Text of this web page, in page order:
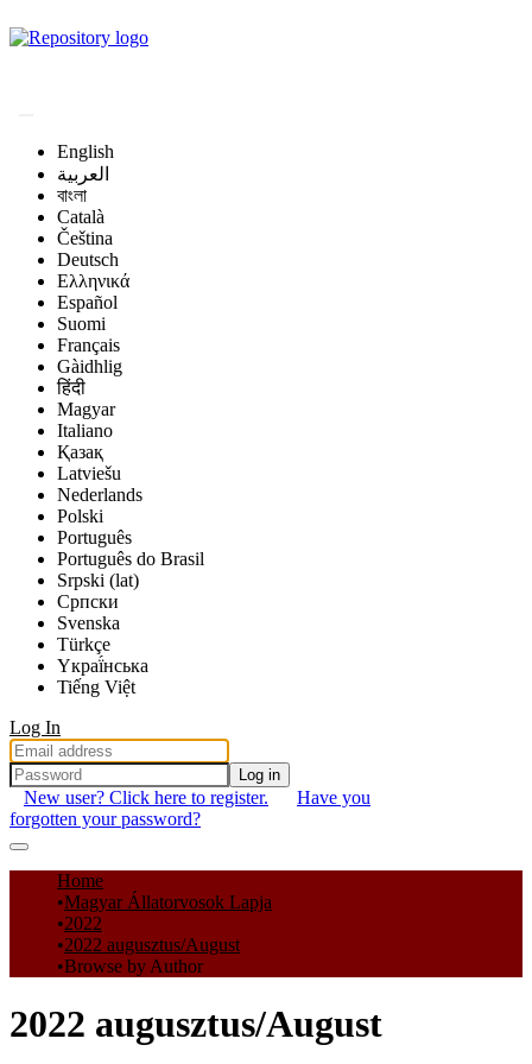
English
العربية
বাংলা
Català
Čeština
Deutsch
Ελληνικά
Español
Suomi
Français
Gàidhlig
हिंदी
Magyar
Italiano
Қазақ
Latviešu
Nederlands
Polski
Português
Português do Brasil
Srpski (lat)
Српски
Svenska
Türkçe
Yкраї́нська
Tiếng Việt
Log In
Log in
New user? Click here to register.
Have you
forgotten your password?
Communities & Collections
All of DSpace
Statistics
Home
Magyar Állatorvosok Lapja
2022
2022 augusztus/August
Browse by Author
2022 augusztus/August